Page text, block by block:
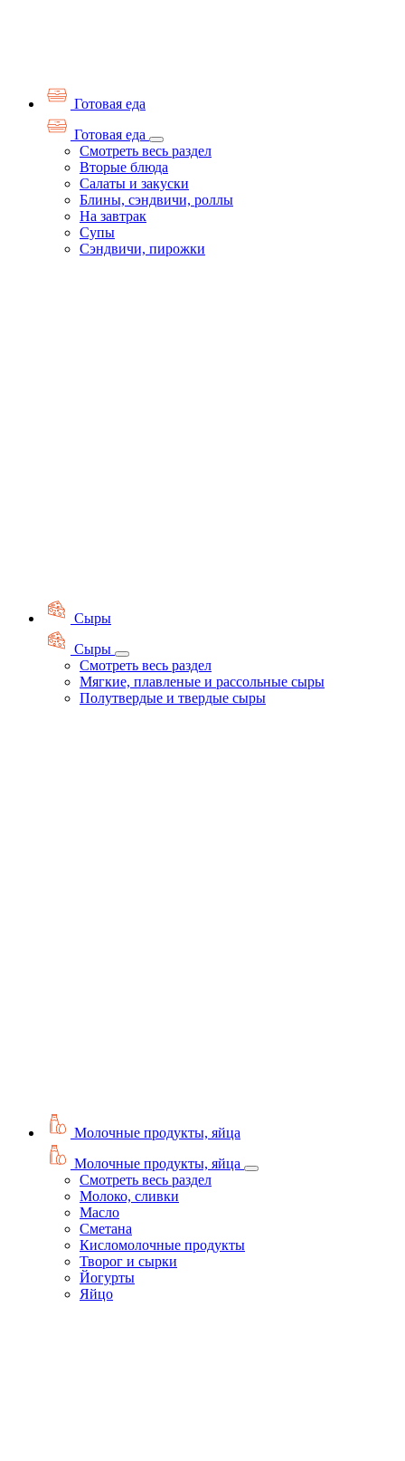
Готовая еда
Готовая еда
Смотреть весь раздел
Вторые блюда
Салаты и закуски
Блины, сэндвичи, роллы
На завтрак
Супы
Сэндвичи, пирожки
Сыры
Сыры
Смотреть весь раздел
Мягкие, плавленые и рассольные сыры
Полутвердые и твердые сыры
Молочные продукты, яйца
Молочные продукты, яйца
Смотреть весь раздел
Молоко, сливки
Масло
Сметана
Кисломолочные продукты
Творог и сырки
Йогурты
Яйцо